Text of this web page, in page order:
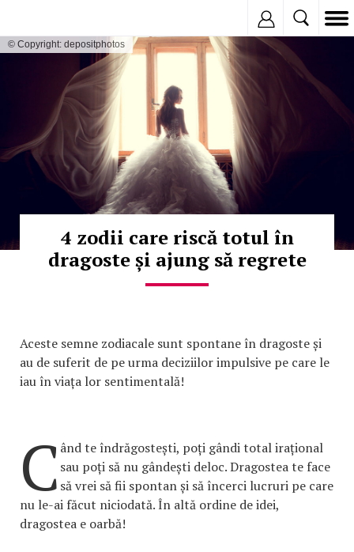
© Copyright: depositphotos
4 zodii care riscă totul în
dragoste și ajung să regrete
Aceste semne zodiacale sunt spontane în dragoste și
au de suferit de pe urma deciziilor impulsive pe care le
iau în viața lor sentimentală!
C ând te îndrăgostești, poți gândi total irațional
sau poți să nu gândești deloc. Dragostea te face
să vrei să fii spontan și să încerci lucruri pe care
nu le-ai făcut niciodată. În altă ordine de idei,
dragostea e oarbă!